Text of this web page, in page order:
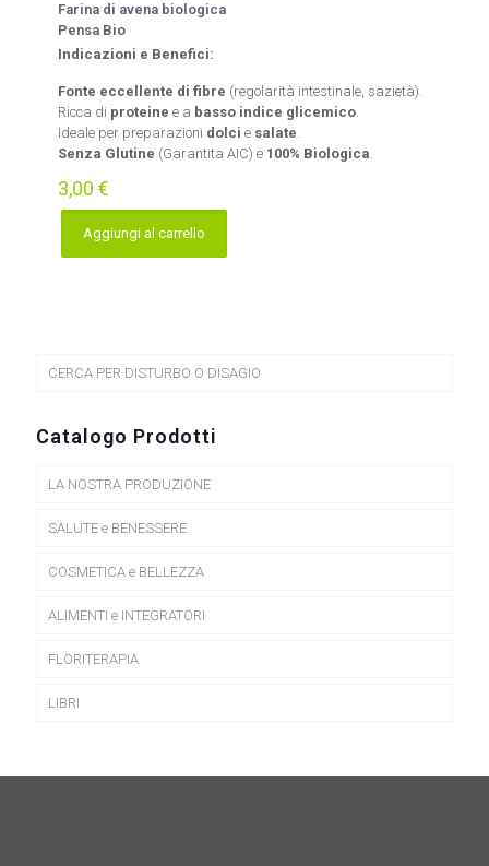
Farina di avena biologica
Pensa Bio
Indicazioni e Benefici:
Fonte eccellente di fibre (regolarità intestinale, sazietà).
Ricca di proteine e a basso indice glicemico.
Ideale per preparazioni dolci e salate.
Senza Glutine (Garantita AIC) e 100% Biologica.
3,00 €
Aggiungi al carrello
CERCA PER DISTURBO O DISAGIO
Catalogo Prodotti
LA NOSTRA PRODUZIONE
SALUTE e BENESSERE
COSMETICA e BELLEZZA
ALIMENTI e INTEGRATORI
FLORITERAPIA
LIBRI